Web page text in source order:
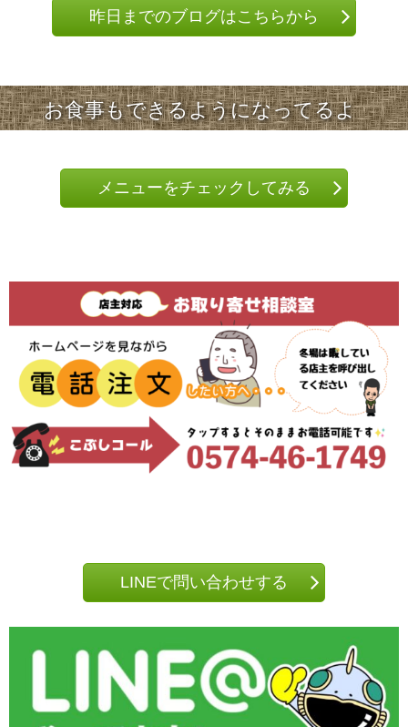
昨日までのブログはこちらから
お食事もできるようになってるよ
メニューをチェックしてみる
LINEで問い合わせする